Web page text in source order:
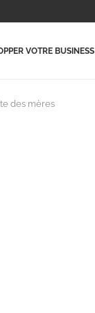
VOTRE BUSINESS
des mères